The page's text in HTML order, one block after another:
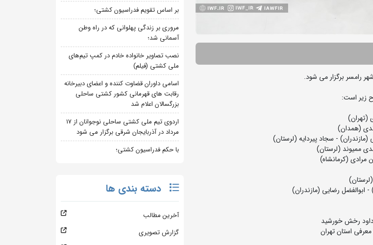
زیر است:
رخش خورشید
استان تهران
بر اساس تقویم فدراسیون کشتی؛
مروری بر زندگی پهلوانی که در راه وطن
آسمانی شد؛
نصب تصاویر خانواده خادم در کمپ تیم‌های
ملی کشتی (فیلم)
اسامی داوران قضاوت کننده و اعضای دبیرخانه
رقابت های قهرمانی کشور کشتی ساحلی
بزرگسالان اعلام شد
اردوی تیم ملی کشتی ساحلی نوجوانان از 17
مرداد در آذربایجان شرقی برگزار می شود
با حکم فدراسیون کشتی؛
دسته بندی ها
آخرین مطالب
گزارش تصویری